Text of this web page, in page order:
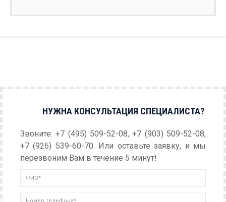
НУЖНА КОНСУЛЬТАЦИЯ СПЕЦИАЛИСТА?
Звоните: +7 (495) 509-52-08, +7 (903) 509-52-08,
+7 (926) 539-60-70. Или оставьте заявку, и мы
перезвоним Вам в течение 5 минут!